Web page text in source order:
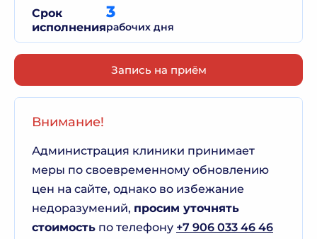
Срок
исполнения
3
рабочих дня
Запись на приём
Внимание!
Администрация клиники принимает
меры по своевременному обновлению
цен на сайте, однако во избежание
недоразумений, просим уточнять
стоимость по телефону +7 906 033 46 46